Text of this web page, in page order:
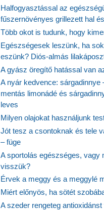
Halfogyasztással az
fűszernövényes grillezett hal
Több okot is tudunk, hogy
Egészségesek leszünk, ha
eszünk? Diós-almás
A gyász öregítő hatással van
A nyár kedvence: sárgadinnye
mentás limonádé és
leves
Milyen olajokat használjunk
Jót tesz a csontoknak és tele
– füge
A sportolás egészséges, vagy
visszük?
Érvek a meggy és a meggylé
Miért előnyös, ha sötét
A szeder rengeteg